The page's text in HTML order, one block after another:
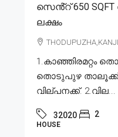
സെൻ്റ് 650 SQFT
ലക്ഷം
1.കാഞ്ഞിരമറ്റം
തൊടുപുഴ താലൂക്ക് 4
വില്പനക്ക്. 2.വില...
32020 2
HOUSE